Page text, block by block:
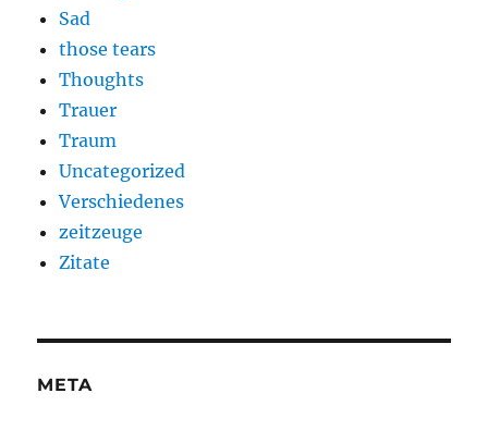
Sad
those tears
Thoughts
Trauer
Traum
Uncategorized
Verschiedenes
zeitzeuge
Zitate
META